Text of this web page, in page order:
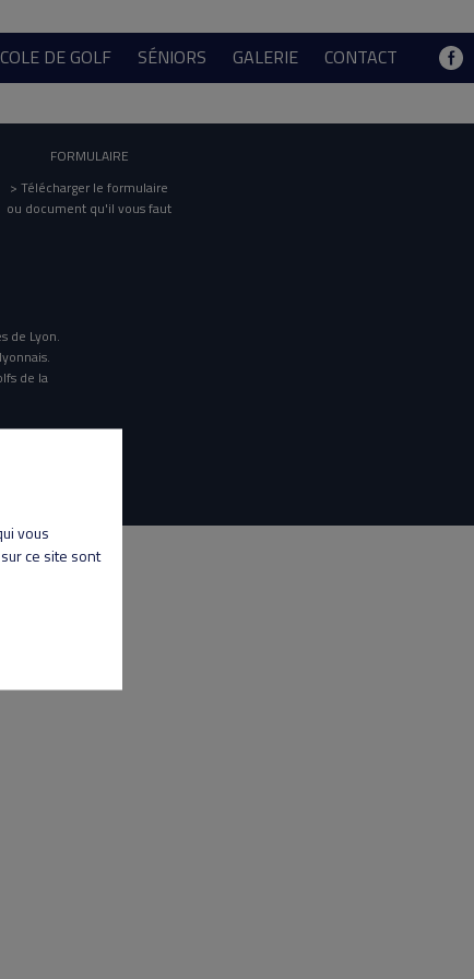
DE GOLF SÉNIORS GALERIE CONTACT
FORMULAIRE
> Télécharger le formulaire
ou document qu'il vous faut
de Lyon.
de la
vous
ce site sont